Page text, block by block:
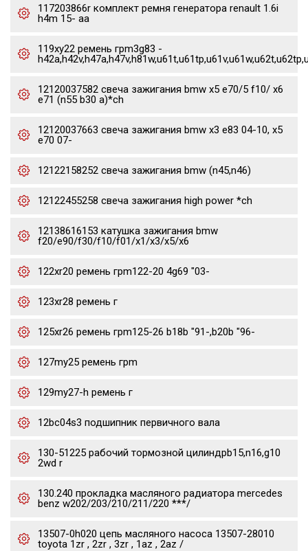
117203866r комплект ремня генератора renault 1.6i
h4m 15- aa
119xy22 ремень грm3g83 -
12120037582 свеча зажигания bmw x5 e70/5 f10/ x6
e71 (n55 b30 a)*ch
12120037663 свеча зажигания bmw x3 e83 04-10, x5
e70 07-
12122158252 свеча зажигания bmw (n45,n46)
12122455258 свеча зажигания high power *ch
12138616153 катушка зажигания bmw
f20/e90/f30/f10/f01/x1/x3/x5/x6
122xr20 ремень грm122-20 4g69 "03-
123xr28 ремень г
125xr26 ремень грm125-26 b18b "91-,b20b "96-
127my25 ремень грm
129my27-h ремень г
12bc04s3 подшипник первичного вала
130-51225 рабочий тормозной цилиндрb15,n16,g10
2wd r
130.240 прокладка масляного радиатора mercedes
benz w202/203/210/211/220 ***/
13507-0h020 цепь масляного насоса 13507-28010
toyota 1zr , 2zr , 3zr , 1az , 2az /